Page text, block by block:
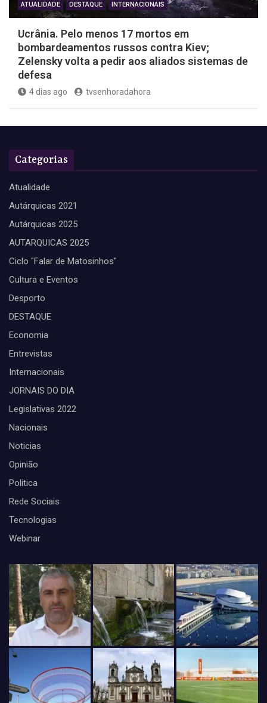
ATUALIDADE DESTAQUE INTERNACIONAIS
Ucrânia. Pelo menos 17 mortos em
bombardeamentos russos contra Kiev;
Zelensky volta a pedir aos aliados sistemas de
defesa
4 dias ago tvsenhoradahora
Categorias
Atualidade
Autárquicas 2021
Autárquicas 2025
AUTARQUICAS 2025
Ciclo "Falar de Matosinhos"
Cultura e Eventos
Desporto
DESTAQUE
Economia
Entrevistas
Internacionais
JORNAIS DO DIA
Legislativas 2022
Nacionais
Noticias
Opinião
Politica
Rede Sociais
Tecnologias
Webinar